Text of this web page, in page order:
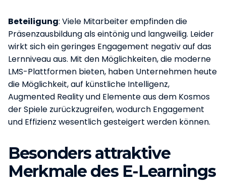
Beteiligung: Viele Mitarbeiter empfinden die
Präsenzausbildung als eintönig und langweilig. Leider
wirkt sich ein geringes Engagement negativ auf das
Lernniveau aus. Mit den Möglichkeiten, die moderne
LMS-Plattformen bieten, haben Unternehmen heute
die Möglichkeit, auf künstliche Intelligenz,
Augmented Reality und Elemente aus dem Kosmos
der Spiele zurückzugreifen, wodurch Engagement
und Effizienz wesentlich gesteigert werden können.
Besonders attraktive
Merkmale des E-Learnings